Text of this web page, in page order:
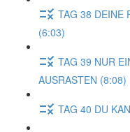
TAG 38 DEINE
(6:03)
TAG 39 NUR
AUSRASTEN (8:08)
TAG 40 DU